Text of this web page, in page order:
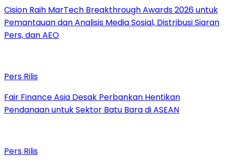
Cision Raih MarTech Breakthrough Awards 2026 untuk
Pemantauan dan Analisis Media Sosial, Distribusi Siaran
Pers, dan AEO
Pers Rilis
Fair Finance Asia Desak Perbankan Hentikan
Pendanaan untuk Sektor Batu Bara di ASEAN
Pers Rilis